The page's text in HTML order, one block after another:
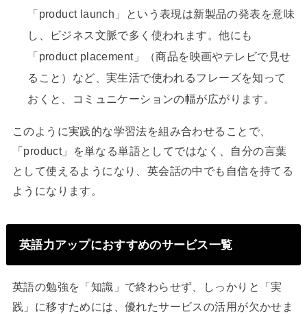
「product launch」という表現は新製品の発表を意味
し、ビジネス文脈で多く使われます。他にも
「product placement」（商品を映画やテレビで見せ
ること）など、実生活で使われるフレーズを知って
おくと、コミュニケーションの幅が広がります。
このように実践的な学習法を組み合わせることで、
「product」を単なる単語としてではなく、自分の言葉
として使えるようになり、英会話の中でも自信を持てる
ようになります。
英語力アップにおすすめのサービス一覧
英語の勉強を「知識」で終わらせず、しっかりと「実
践」に移すためには、優れたサービスの活用が欠かせま